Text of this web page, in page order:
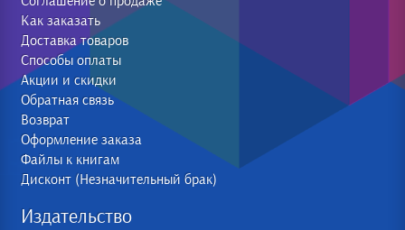
Как заказать
Доставка товаров
Способы оплаты
Акции и скидки
Обратная связь
Возврат
Оформление заказа
Файлы к книгам
Дисконт (Незначительный брак)
Издательство